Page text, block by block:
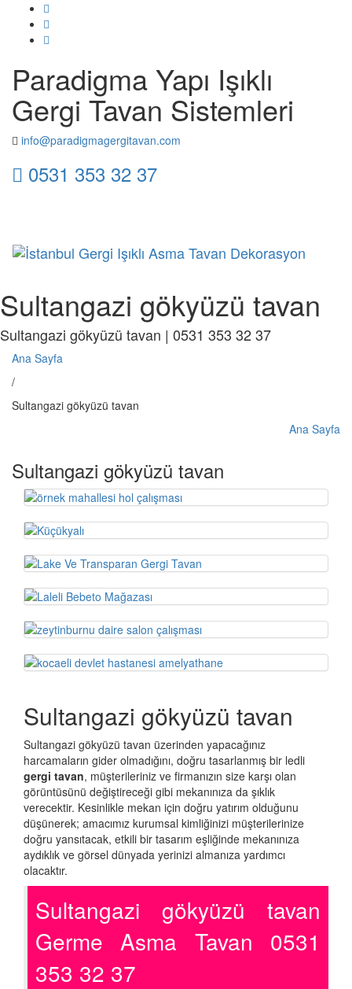
Paradigma Yapı Işıklı
Gergi Tavan Sistemleri
info@paradigmagergitavan.com
0531 353 32 37
Sultangazi gökyüzü tavan
Sultangazi gökyüzü tavan | 0531 353 32 37
Ana Sayfa
/
Sultangazi gökyüzü tavan
Ana Sayfa
Sultangazi gökyüzü tavan
Sultangazi gökyüzü tavan
Sultangazi gökyüzü tavan üzerinden yapacağınız
harcamaların gider olmadığını, doğru tasarlanmış bir ledli
gergi tavan, müşterileriniz ve firmanızın size karşı olan
görüntüsünü değiştireceği gibi mekanınıza da şıklık
verecektir. Kesinlikle mekan için doğru yatırım olduğunu
düşünerek; amacımız kurumsal kimliğinizi müşterilerinize
doğru yansıtacak, etkili bir tasarım eşliğinde mekanınıza
aydıklık ve görsel dünyada yerinizi almanıza yardımcı
olacaktır.
Sultangazi gökyüzü tavan
Germe Asma Tavan 0531
353 32 37